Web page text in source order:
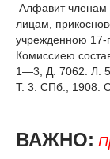
Алфавит
лицам,
учрежденною 17-
Комиссиею
1—3; Д. 7062. Л.
Т. 3. СПб., 1908.
ВАЖНО: